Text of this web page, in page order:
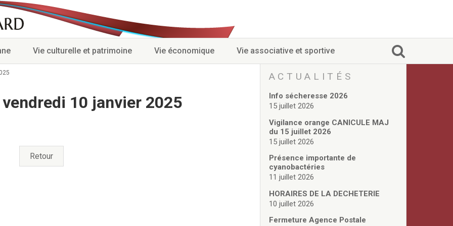
Vie culturelle et patrimoine Vie économique Vie associative et sportive
10 janvier 2025
Retour
ACTUALITÉS
Info sécheresse 2026
15 juillet 2026
Vigilance orange CANICULE MAJ
du 15 juillet 2026
15 juillet 2026
Présence importante de
cyanobactéries
11 juillet 2026
HORAIRES DE LA DECHETERIE
10 juillet 2026
Fermeture Agence Postale